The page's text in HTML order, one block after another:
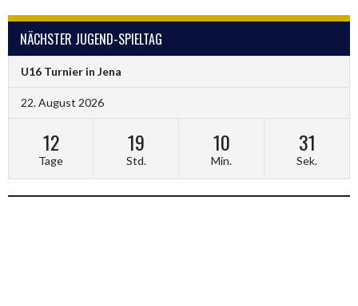
NÄCHSTER JUGEND-SPIELTAG
U16 Turnier in Jena
22. August 2026
12
Tage
19
Std.
10
Min.
30
Sek.